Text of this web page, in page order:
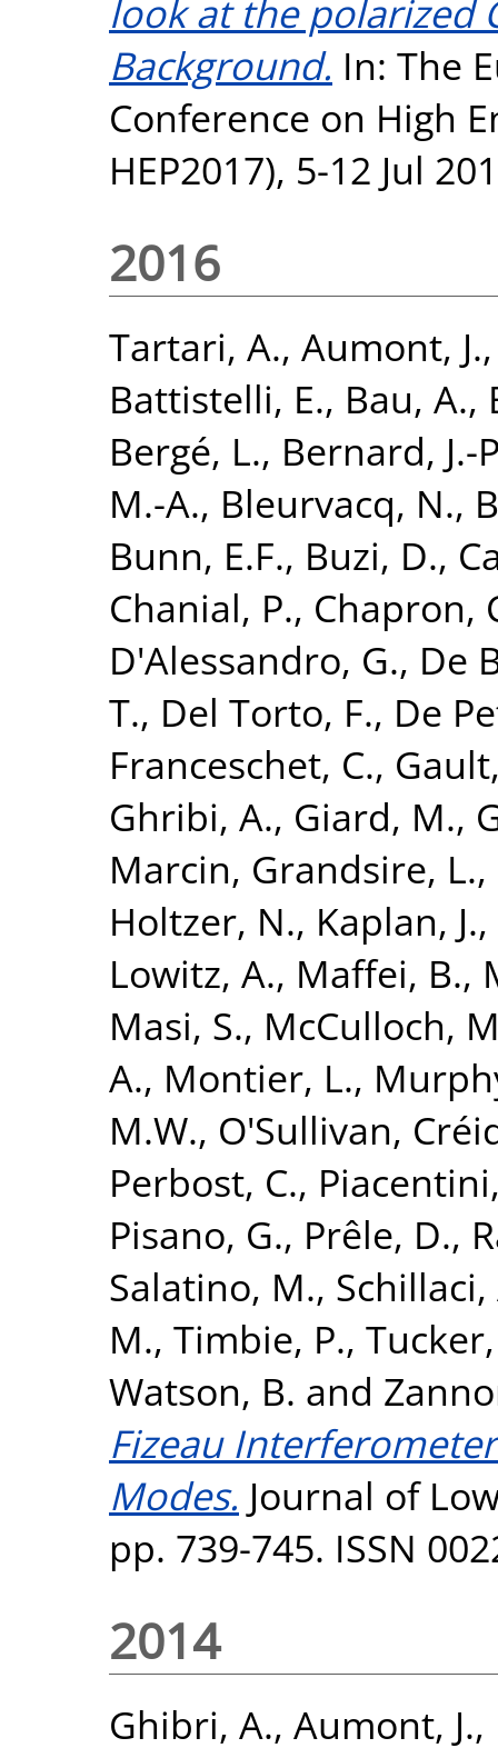
look at the polarized
Background. In: The
Conference on High
HEP2017), 5-12 Jul
2016
Tartari, A., Aumont, J.
Battistelli, E., Bau, A.,
Bergé, L., Bernard, J.-
M.-A., Bleurvacq, N.,
Bunn, E.F., Buzi, D.,
Chanial, P., Chapron,
D'Alessandro, G., De
T., Del Torto, F., De
Franceschet, C.,
Ghribi, A., Giard, M.,
Marcin, Grandsire, L.,
Holtzer, N., Kaplan, J.,
Lowitz, A., Maffei, B.,
Masi, S., McCulloch,
A., Montier, L.,
M.W., O'Sullivan,
Perbost, C.,
Pisano, G., Prêle, D.,
Salatino, M., Schillaci,
M., Timbie, P.,
Watson, B. and
Fizeau
Modes. Journal of
pp. 739-745. ISSN
2014
Ghibri, A., Aumont, J.,